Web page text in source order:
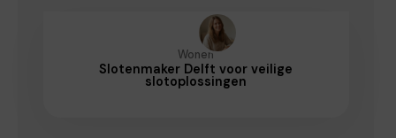
Wonen
Slotenmaker Delft voor veilige
slotoplossingen